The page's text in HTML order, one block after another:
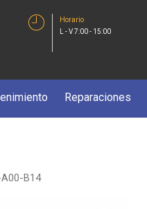
Horario
L - V 7:00 - 15:00
Reparaciones
B14